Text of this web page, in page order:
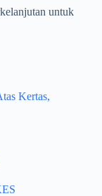
untuk
Kertas,